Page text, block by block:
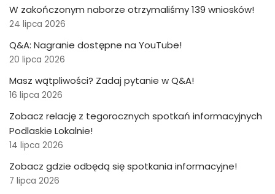
W zakończonym naborze otrzymaliśmy 139 wniosków!
24 lipca 2026
Q&A: Nagranie dostępne na YouTube!
20 lipca 2026
Masz wątpliwości? Zadaj pytanie w Q&A!
16 lipca 2026
Zobacz relację z tegorocznych spotkań informacyjnych
Podlaskie Lokalnie!
14 lipca 2026
Zobacz gdzie odbędą się spotkania informacyjne!
7 lipca 2026